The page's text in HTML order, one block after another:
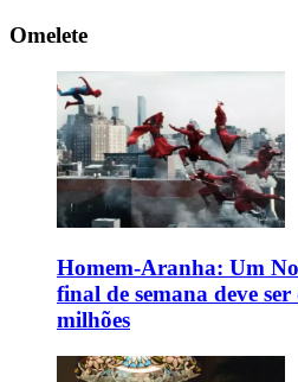
Omelete
Homem-Aranha: Um
final de semana deve ser
milhões